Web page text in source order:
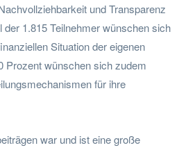
und Transparenz
der 1.815 Teilnehmer wünschen sich
Situation der eigenen
Prozent wünschen sich zudem
für ihre
war und ist eine große